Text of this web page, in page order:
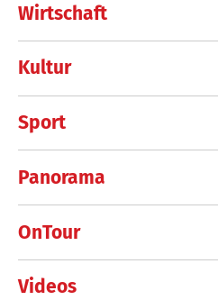
Wirtschaft
Kultur
Sport
Panorama
OnTour
Videos